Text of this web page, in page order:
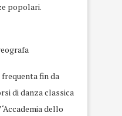
popolari.
fin da
di danza classica
dello